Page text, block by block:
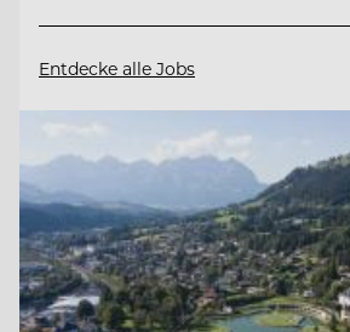
Entdecke alle Jobs